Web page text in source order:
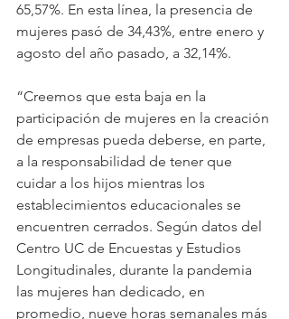
65,57%. En esta línea, la presencia de
mujeres pasó de 34,43%, entre enero y
agosto del año pasado, a 32,14%.
“Creemos que esta baja en la
participación de mujeres en la creación
de empresas pueda deberse, en parte,
a la responsabilidad de tener que
cuidar a los hijos mientras los
establecimientos educacionales se
encuentren cerrados. Según datos del
Centro UC de Encuestas y Estudios
Longitudinales, durante la pandemia
las mujeres han dedicado, en
promedio, nueve horas semanales más